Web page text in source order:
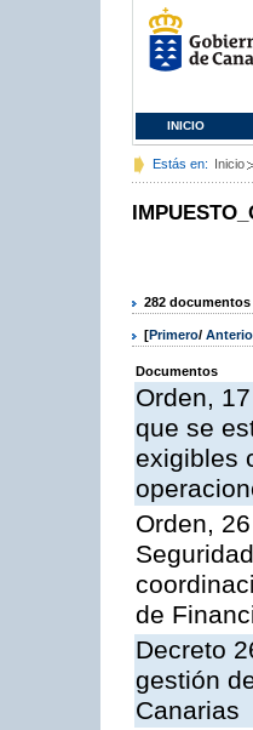
INICIO
Estás en: Inicio
282
[Primero/
Documentos
Orden,
que se
exigibles
Orden,
de
Decreto
gestión
Canarias